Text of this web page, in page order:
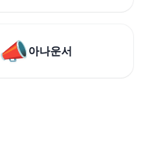
📣아나운서